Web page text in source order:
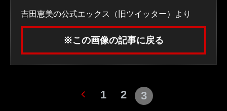
吉田恵美の公式エックス（旧ツイッター）より
※この画像の記事に戻る
1 2 3